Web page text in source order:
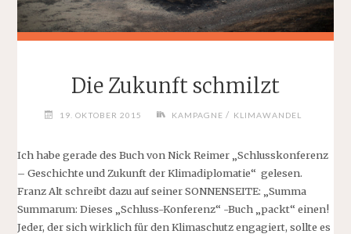
Die Zukunft schmilzt
19. OKTOBER 2015 KAMPAGNE / KLIMAWANDEL
Ich habe gerade des Buch von Nick Reimer „Schlusskonferenz
– Geschichte und Zukunft der Klimadiplomatie“ gelesen.
Franz Alt schreibt dazu auf seiner SONNENSEITE: „Summa
Summarum: Dieses „Schluss-Konferenz“ -Buch „packt“ einen!
Jeder, der sich wirklich für den Klimaschutz engagiert, sollte es